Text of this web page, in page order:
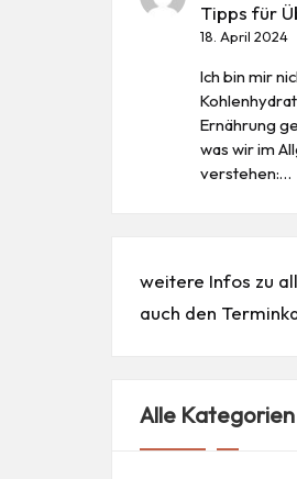
Tipps für
18. April 2024
Ich bin mir
Ernährung
was wir im
verstehen:…
weitere Infos zu
auch den
Alle Kategorien